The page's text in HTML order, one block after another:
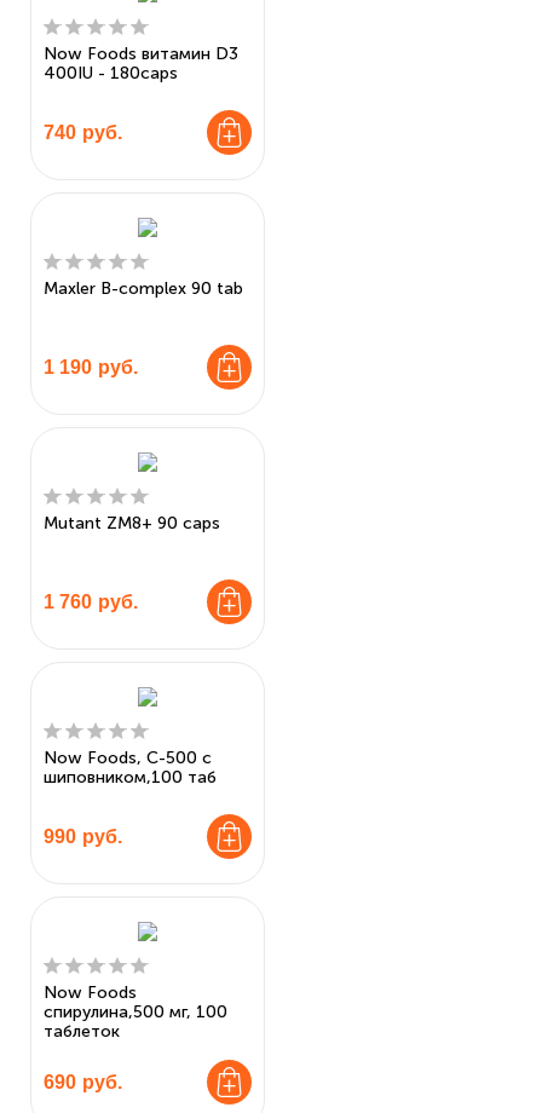
Now Foods витамин D3
400IU - 180caps
740 руб.
Maxler B-complex 90 tab
1 190 руб.
Mutant ZM8+ 90 caps
1 760 руб.
Now Foods, C-500 с
шиповником,100 таб
990 руб.
Now Foods
спирулина,500 мг, 100
таблеток
690 руб.